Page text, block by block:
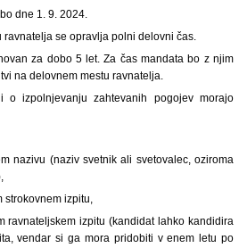
dne 1. 9. 2024.
ravnatelja se opravlja polni delovni čas.
za dobo 5 let. Za čas mandata bo z njim
na delovnem mestu ravnatelja.
o izpolnjevanju zahtevanih pogojev morajo
nazivu (naziv svetnik ali svetovalec, oziroma
strokovnem izpitu,
ravnateljskem izpitu (kandidat lahko kandidira
vendar si ga mora pridobiti v enem letu po